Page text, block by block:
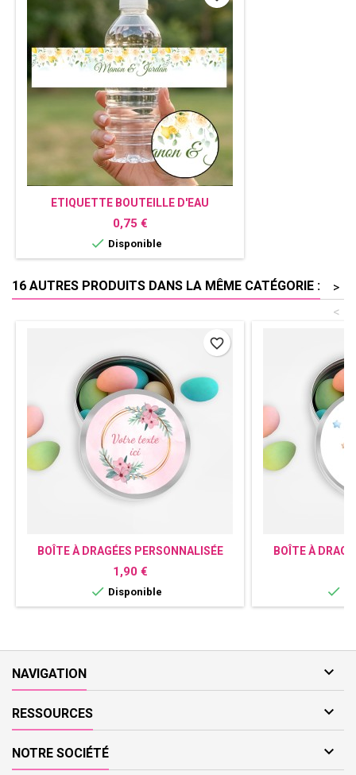
ETIQUETTE BOUTEILLE D'EAU
PERSONNALISÉE CITRON
Prix
0,75 €
 Disponible
16 AUTRES PRODUITS DANS LA MÊME CATÉGORIE :
>
<
BOÎTE À DRAGÉES PERSONNALISÉE
FLEUR
Prix
1,90 €
 Disponible
favorite_border
BOÎTE À

NAVIGATION 
RESSOURCES 
NOTRE SOCIÉTÉ 